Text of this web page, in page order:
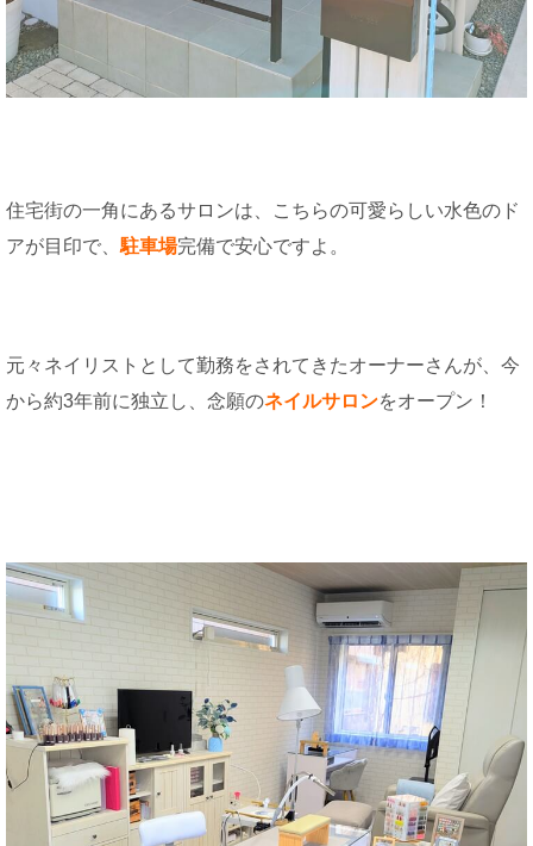
住宅街の一角にあるサロンは、こちらの可愛らしい水色のド
アが目印で、 駐車場完備で安心ですよ。
元々ネイリストとして勤務をされてきたオーナーさんが、今
から約3年前に独立し、念願のネイルサロンをオープン！